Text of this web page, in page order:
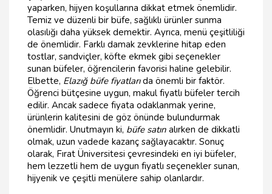
yaparken, hijyen koşullarına dikkat etmek önemlidir.
Temiz ve düzenli bir büfe, sağlıklı ürünler sunma
olasılığı daha yüksek demektir. Ayrıca, menü çeşitliliği
de önemlidir. Farklı damak zevklerine hitap eden
tostlar, sandviçler, köfte ekmek gibi seçenekler
sunan büfeler, öğrencilerin favorisi haline gelebilir.
Elbette, Elazığ büfe fiyatlarıda önemli bir faktör.
Öğrenci bütçesine uygun, makul fiyatlı büfeler tercih
edilir. Ancak sadece fiyata odaklanmak yerine,
ürünlerin kalitesini de göz önünde bulundurmak
önemlidir. Unutmayın ki, büfe satın alırken de dikkatli
olmak, uzun vadede kazanç sağlayacaktır. Sonuç
olarak, Fırat Üniversitesi çevresindeki en iyi büfeler,
hem lezzetli hem de uygun fiyatlı seçenekler sunan,
hijyenik ve çeşitli menülere sahip olanlardır.